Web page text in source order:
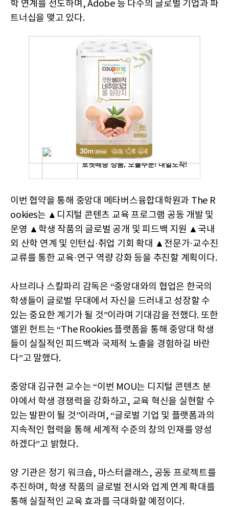
학 연계를 선도하며, Adobe 등 다수의 글로벌 기업과 파
트너십을 맺고 있다.
이번 협약을 통해 중앙대 메타버스융합대학원과 The R
ookies는 ▲디지털 콘텐츠 교육 프로그램 공동 개발 및
운영 ▲학생 작품의 글로벌 공개 및 피드백 지원 ▲국내
외 산학 연계 및 인턴십·취업 기회 확대 ▲전문가·교수진
교류를 통한 교육·연구 역량 강화 등을 추진할 계획이다.
사브리나 스칼파리 감독은 “중앙대와의 협업은 한국의
학생들이 글로벌 무대에서 자신을 드러내고 성장할 수
있는 중요한 계기가 될 것”이라며 기대감을 전했다. 또한
앨윈 헌트는 “The Rookies 플랫폼을 통해 중앙대 학생
들이 실질적인 피드백과 국제적 노출을 경험하길 바란
다”고 말했다.
중앙대 김규현 교수는 “이번 MOU는 디지털 콘텐츠 분
야에서 학생 경쟁력을 강화하고, 교육 혁신을 실현할 수
있는 발판이 될 것”이라며, “글로벌 기업 및 플랫폼과의
지속적인 협력을 통해 세계적 수준의 창의 인재를 양성
하겠다”고 밝혔다.
양 기관은 정기 워크숍, 마스터클래스, 공동 프로젝트를
추진하며, 학생 작품의 글로벌 전시와 업계 연계 확대를
통해 실질적인 교육 효과를 극대화할 예정이다.